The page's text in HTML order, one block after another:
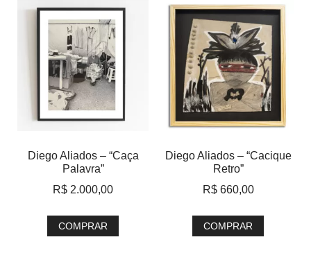
Diego Aliados – “Caça
Palavra”
R$ 2.000,00
COMPRAR
Diego Aliados – “Cacique
Retro”
R$660,00
COMPRAR